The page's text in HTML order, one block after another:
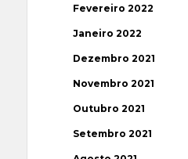
Fevereiro 2022
Janeiro 2022
Dezembro 2021
Novembro 2021
Outubro 2021
Setembro 2021